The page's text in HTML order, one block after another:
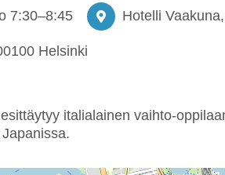
7:30–8:45 Hotelli
Helsinki
italialainen vaihto-